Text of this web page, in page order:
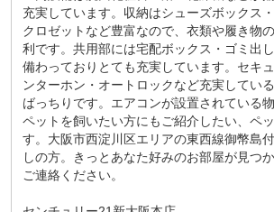
充実しています。収納はシューズボックス
クロゼットなど豊富なので、衣類や履き物
利です。共用部には宅配ボックス・ゴミ出
備わっておりとても充実しています。セキ
ンターホン・オートロックなど充実してい
ばっちりです。エアコンが設置されている
ペットを飼いたい方にもご紹介したい、ペ
す。大阪市西淀川区エリアの東西線御幣島
しの方。きっとあなた好みのお部屋が見つ
ご連絡ください。